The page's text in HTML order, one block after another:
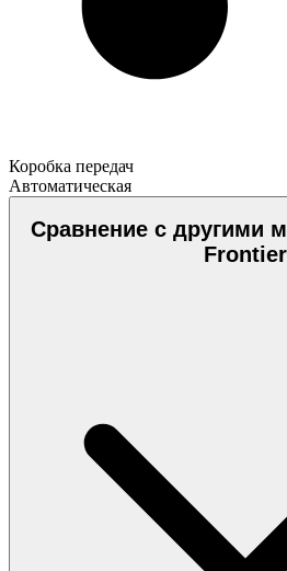
Коробка передач
Автоматическая
Сравнение с другими
Frontier